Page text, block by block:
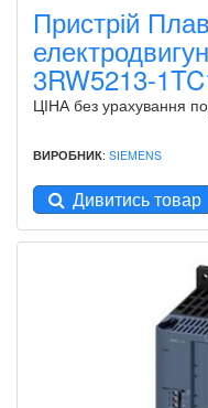
Пристрій
3RW5213-
ЦІНА без урахування
ВИРОБНИК: SIEMENS
Дивитись товар